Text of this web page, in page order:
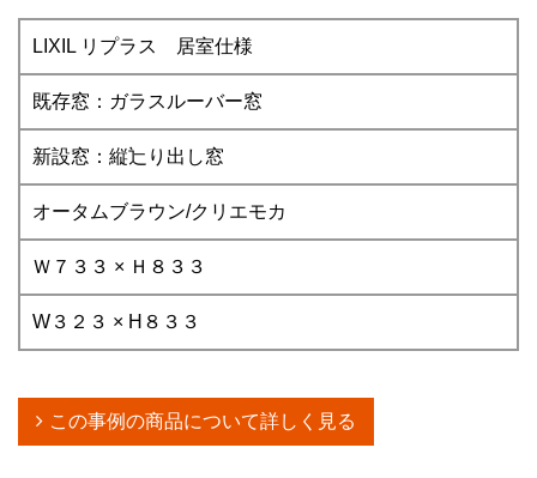
LIXIL リプラス 居室仕様
既存窓：ガラスルーバー窓
新設窓：縦辷り出し窓
オータムブラウン/クリエモカ
Ｗ７３３ × Ｈ８３３
W３２３ × H８３３
この事例の商品について詳しく見る